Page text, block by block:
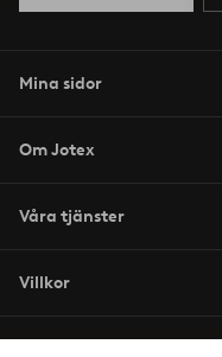
Mina sidor
Om Jotex
Våra tjänster
Villkor